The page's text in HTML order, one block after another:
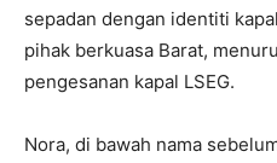
sepadan dengan identiti
pihak berkuasa Barat,
pengesanan kapal LSEG.
Nora, di bawah nama